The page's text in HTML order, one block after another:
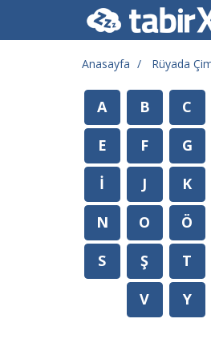
Anasayfa Rüyada
A B C
E
F G
İ
J K
N
O Ö
S
Ş T
V
Y